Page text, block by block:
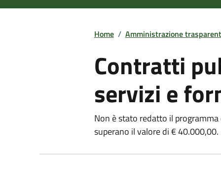
Home / Amministrazione
Contratti
servizi e
Non è stato redatto il
superano il valore di € 40.000,00.